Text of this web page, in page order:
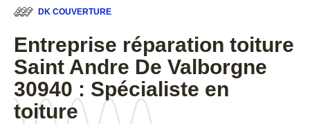
DK COUVERTURE
Entreprise réparation toiture
Saint Andre De Valborgne
30940 : Spécialiste en
toiture